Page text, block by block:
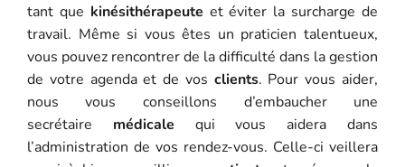
tant que kinésithérapeute et éviter la surcharge de
travail. Même si vous êtes un praticien talentueux,
vous pouvez rencontrer de la difficulté dans la gestion
de votre agenda et de vos clients. Pour vous aider,
nous vous conseillons d’embaucher une
secrétaire médicale qui vous aidera dans
l’administration de vos rendez-vous. Celle-ci veillera